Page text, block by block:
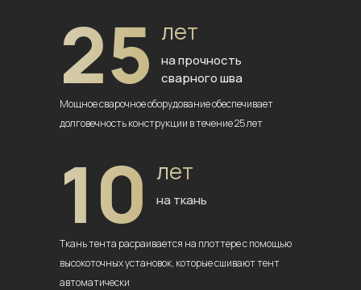
25 лет
на прочность
сварного шва
Мощное сварочное оборудованиеобеспечивает
долговечностьконструкции в течение 25 лет
10 лет
на ткань
Ткань тента расраивается на плоттерес помощью
высокоточных установок, которые сшивают тент
автоматически